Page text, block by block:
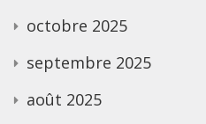
octobre 2025
septembre 2025
août 2025